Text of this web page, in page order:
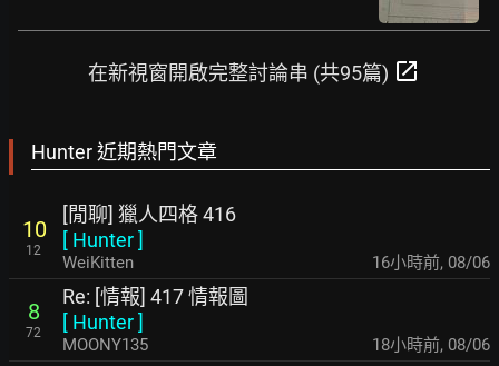
在新視窗開啟完整討論串 (共95篇) open_in_new
Hunter 近期熱門文章
10
12
[閒聊] 獵人四格 416
[ Hunter]
WeiKitten 16小時前, 08/06
8
72
Re: [情報] 417 情報圖
[ Hunter]
MOONY135 18小時前, 08/06